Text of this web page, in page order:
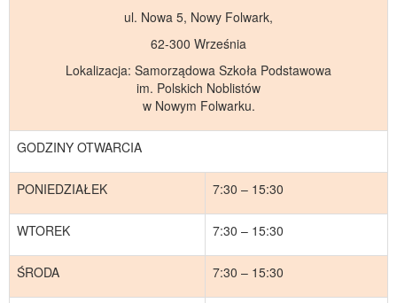
ul. Nowa 5, Nowy Folwark,
62-300 Września
Lokalizacja: Samorządowa Szkoła Podstawowa
im. Polskich Noblistów
w Nowym Folwarku.
GODZINY OTWARCIA
PONIEDZIAŁEK 7:30 – 15:30
WTOREK 7:30 – 15:30
ŚRODA 7:30 – 15:30